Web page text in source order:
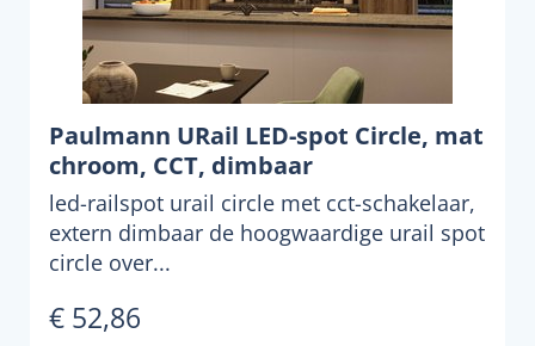
Paulmann URail LED-spot Circle, mat
chroom, CCT, dimbaar
led-railspot urail circle met cct-schakelaar,
extern dimbaar de hoogwaardige urail spot
circle over...
€ 52,86